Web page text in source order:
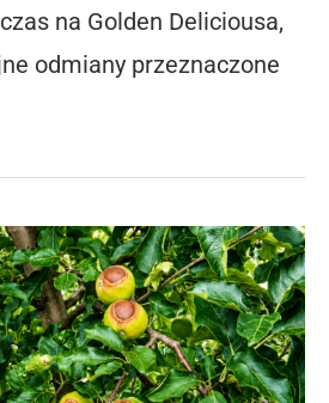
na Golden Deliciousa,
odmiany przeznaczone